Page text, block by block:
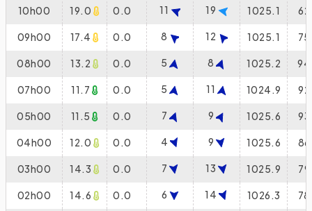
10h00 19.0 0.0 11 19 1025.1 62
09h00 17.4 0.0 8 12 1025.1 75
08h00 13.2 0.0 5 8 1025.2 94
07h00 11.7 0.0 5 11 1024.9 92
05h00 11.5 0.0 7 9 1025.6 93
04h00 12.0 0.0 4 9 1025.6 86
03h00 14.3 0.0 7 13 1025.9 79
02h00 14.6 0.0 6 14 1026.3 78